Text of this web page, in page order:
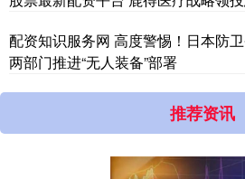
配资知识服务网 高度警惕！日本防
两部门推进“无人装备”部署
推荐资讯